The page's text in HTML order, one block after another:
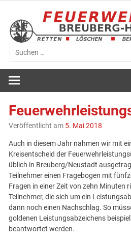
springen
Veröffentlicht am 5. Mai 2018
Auch in diesem Jahr nahmen wir mit
Kreisentscheid der
üblich in Breuberg/Neustadt
Teilnehmer einen Fragebogen mit
Fragen in einer Zeit von zehn Minuten
Teilnehmer, die sich um ein
dann noch einen Nachschlag. So
goldenen Leistungsabzeichens
beantwortet werden.